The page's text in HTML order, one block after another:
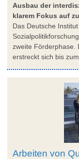
Ausbau der
klarem Fokus auf
Das Deutsche
zweite Förderphase.
erstreckt sich bis
Arbeiten von